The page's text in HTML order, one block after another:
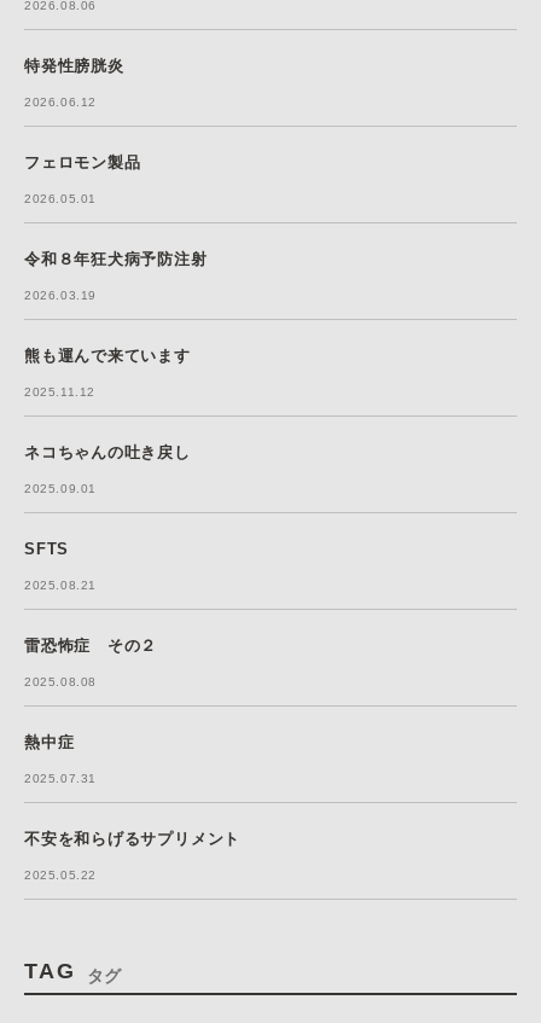
2026.08.06
特発性膀胱炎
2026.06.12
フェロモン製品
2026.05.01
令和８年狂犬病予防注射
2026.03.19
熊も運んで来ています
2025.11.12
ネコちゃんの吐き戻し
2025.09.01
SFTS
2025.08.21
雷恐怖症 その２
2025.08.08
熱中症
2025.07.31
不安を和らげるサプリメント
2025.05.22
TAG タグ